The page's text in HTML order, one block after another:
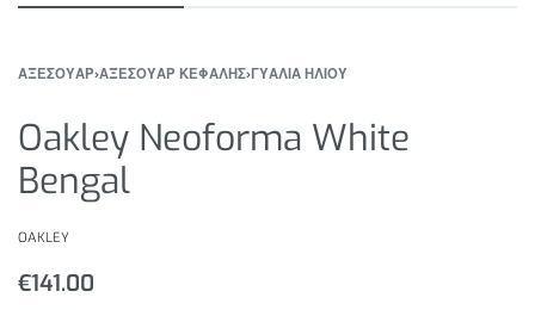
ΑΞΕΣΟΥΑΡ›ΑΞΕΣΟΥΑΡ ΚΕΦΑΛΗΣ›ΓΥΑΛΙΑ ΗΛΙΟΥ
Oakley Neoforma White
Bengal
OAKLEY
€141.00